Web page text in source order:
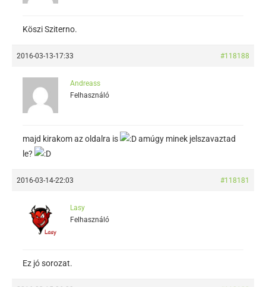
Köszi Sziterno.
2016-03-13-17:33 #118188
Andreass
Felhasználó
majd kirakom az oldalra is
amúgy minek jelszavaztad
le?
2016-03-14-22:03 #118181
Lasy
Felhasználó
Ez jó sorozat.